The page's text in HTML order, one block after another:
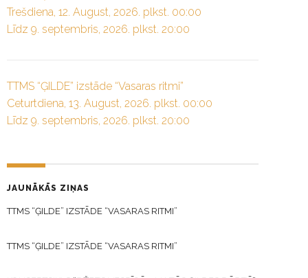
Trešdiena, 12. August, 2026. plkst. 00:00
Līdz 9. septembris, 2026. plkst. 20:00
TTMS “ĢILDE” izstāde “Vasaras ritmi”
Ceturtdiena, 13. August, 2026. plkst. 00:00
Līdz 9. septembris, 2026. plkst. 20:00
JAUNĀKĀS ZIŅAS
TTMS “ĢILDE” IZSTĀDE “VASARAS RITMI”
TTMS “ĢILDE” IZSTĀDE “VASARAS RITMI”